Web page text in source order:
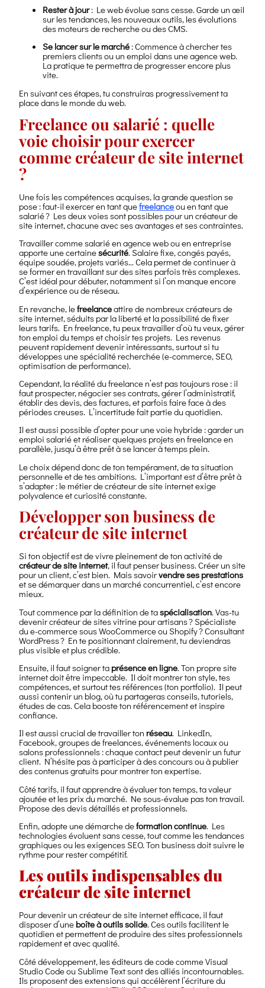
Rester à jour: Le web évolue sans cesse. Garde un œil
sur les tendances, les nouveaux outils, les évolutions
des moteurs de recherche ou des CMS.
Se lancer sur le marché : Commence à chercher tes
premiers clients ou un emploi dans une agence web.
La pratique te permettra de progresser encore plus
vite.
En suivant ces étapes, tu construiras progressivement ta
place dans le monde du web.
Freelance ou salarié : quelle
voie choisir pour exercer
comme créateur de site internet
?
Une fois les compétences acquises, la grande question se
pose : faut-il exercer en tant quefreelanceou en tant que
salarié ? Les deux voies sont possibles pour un créateur de
site internet, chacune avec ses avantages et ses contraintes.
Travailler comme salarié en agence web ou en entreprise
apporte une certainesécurité. Salaire fixe, congés payés,
équipe soudée, projets variés… Cela permet de continuer à
se former en travaillant sur des sites parfois très complexes.
C’est idéal pour débuter, notamment si l’on manque encore
d’expérience ou de réseau.
En revanche, lefreelanceattire de nombreux créateurs de
site internet, séduits par la liberté et la possibilité de fixer
leurs tarifs. En freelance, tu peux travailler d’où tu veux, gérer
ton emploi du temps et choisir tes projets. Les revenus
peuvent rapidement devenir intéressants, surtout si tu
développes une spécialité recherchée (e-commerce, SEO,
optimisation de performance).
Cependant, la réalité du freelance n’est pas toujours rose : il
faut prospecter, négocier ses contrats, gérer l’administratif,
établir des devis, des factures, et parfois faire face à des
périodes creuses. L’incertitude fait partie du quotidien.
Il est aussi possible d’opter pour une voie hybride : garder un
emploi salarié et réaliser quelques projets en freelance en
parallèle, jusqu’à être prêt à se lancer à temps plein.
Le choix dépend donc de ton tempérament, de ta situation
personnelle et de tes ambitions. L’important est d’être prêt à
s’adapter : le métier de créateur de site internet exige
polyvalence et curiosité constante.
Développer son business de
créateur de site internet
Si ton objectif est de vivre pleinement de ton activité de
créateur de site internet, il faut penser business. Créer un site
pour un client, c’est bien. Mais savoirvendre ses prestations
et se démarquer dans un marché concurrentiel, c’est encore
mieux.
Tout commence par la définition de taspécialisation. Vas-tu
devenir créateur de sites vitrine pour artisans ? Spécialiste
du e-commerce sous WooCommerce ou Shopify ? Consultant
WordPress ? En te positionnant clairement, tu deviendras
plus visible et plus crédible.
Ensuite, il faut soigner ta présence en ligne. Ton propre site
internet doit être impeccable. Il doit montrer ton style, tes
compétences, et surtout tes références (ton portfolio). Il peut
aussi contenir un blog, où tu partageras conseils, tutoriels,
études de cas. Cela booste ton référencement et inspire
confiance.
Il est aussi crucial de travailler ton réseau. LinkedIn,
Facebook, groupes de freelances, événements locaux ou
salons professionnels : chaque contact peut devenir un futur
client. N’hésite pas à participer à des concours ou à publier
des contenus gratuits pour montrer ton expertise.
Côté tarifs, il faut apprendre à évaluer ton temps, ta valeur
ajoutée et les prix du marché. Ne sous-évalue pas ton travail.
Propose des devis détaillés et professionnels.
Enfin, adopte une démarche deformation continue. Les
technologies évoluent sans cesse, tout comme les tendances
graphiques ou les exigences SEO. Ton business doit suivre le
rythme pour rester compétitif.
Les outils indispensables du
créateur de site internet
Pour devenir un créateur de site internet efficace, il faut
disposer d’une boîte à outils solide. Ces outils facilitent le
quotidien et permettent de produire des sites professionnels
rapidement et avec qualité.
Côté développement, les éditeurs de code comme Visual
Studio Code ou Sublime Text sont des alliés incontournables.
Ils proposent des extensions qui accélèrent l’écriture du